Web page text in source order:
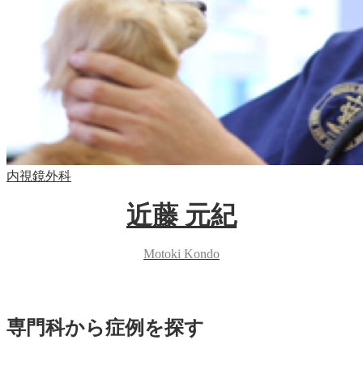
内視鏡外科
近藤 元紀
Motoki Kondo
専門科から症例を探す